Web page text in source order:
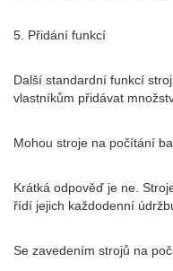
5. Přidání funkcí
Další standardní funkcí
vlastníkům přidávat
Mohou stroje na počítání
Krátká odpověď je ne.
řídí jejich každodenní
Se zavedením strojů na